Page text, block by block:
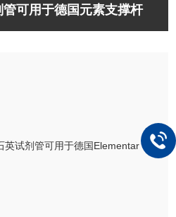
可用于德国元素支撑杆